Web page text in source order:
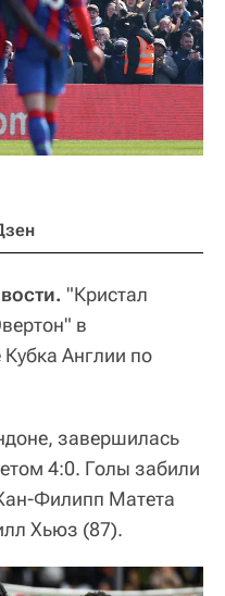
"Кристал
в
Англии по
завершилась
4:0. Голы забили
Филипп Матета
Хьюз (87).